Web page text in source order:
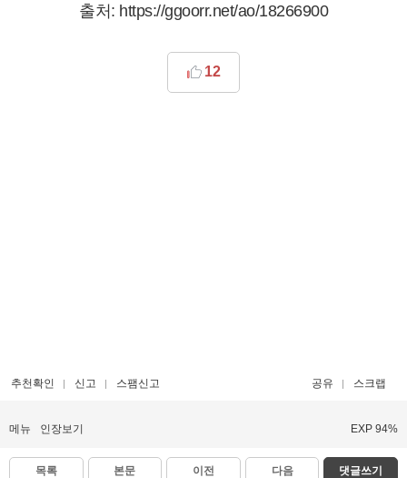
출처: https://ggoorr.net/ao/18266900
12
추천확인 신고 스팸신고 공유 스크랩
메뉴 인장보기 EXP 94%
목록 본문 이전 다음 댓글쓰기